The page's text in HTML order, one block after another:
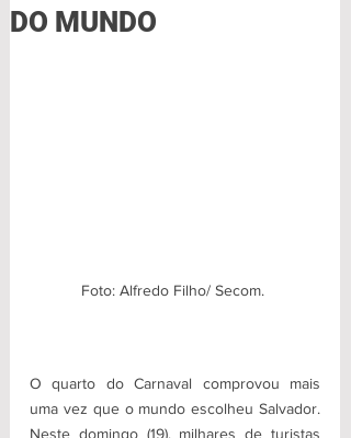
DO MUNDO
Foto: Alfredo Filho/ Secom.
O quarto do Carnaval comprovou mais
uma vez que o mundo escolheu Salvador.
Neste domingo (19), milhares de turistas